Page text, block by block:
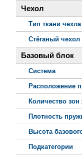
Чехол
Тип ткани чехла
Стёганый чехол
Базовый блок
Система
Расположение
Количество зон
Плотность
Высота
Подкатегории